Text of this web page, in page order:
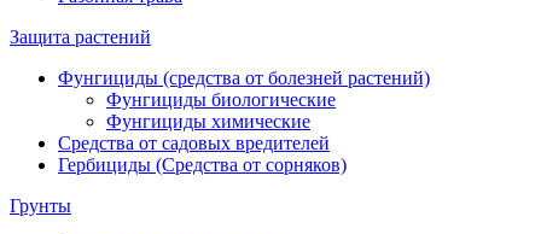
Защита растений
Фунгициды (средства от болезней растений)
Фунгициды биологические
Фунгициды химические
Средства от садовых вредителей
Гербициды (Средства от сорняков)
Грунты